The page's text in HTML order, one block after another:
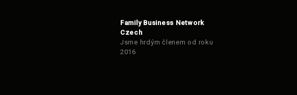
Family Business Network
Czech
Jsme hrdým členem od roku
2016